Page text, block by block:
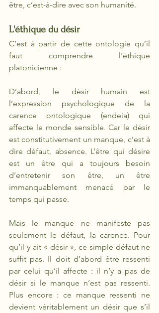
être, c’est-à-dire avec son humanité.
L'éthique du désir
C’est à partir de cette ontologie qu’il
faut comprendre l'éthique
platonicienne :
D’abord, le désir humain est
l’expression psychologique de la
carence ontologique (endeia) qui
affecte le monde sensible. Car le désir
est constitutivement un manque, c’est à
dire défaut, absence. L’être qui désire
est un être qui a toujours besoin
d’entretenir son être, un être
immanquablement menacé par le
temps qui passe.
Mais le manque ne manifeste pas
seulement le défaut, la carence. Pour
qu’il y ait « désir », ce simple défaut ne
suffit pas. Il doit d’abord être ressenti
par celui qu’il affecte : il n’y a pas de
désir si le manque n’est pas ressenti.
Plus encore : ce manque ressenti ne
devient véritablement un désir que s’il